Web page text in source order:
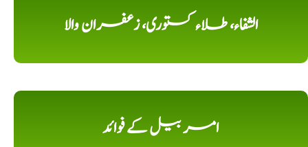
الشفاء، طلاء کستوری، زعفران والا
امر بیل کے فوائد